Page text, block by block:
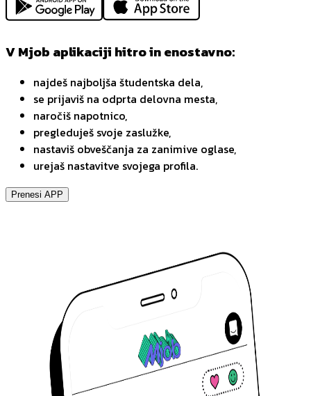
V Mjob aplikaciji hitro in enostavno:
najdeš najboljša študentska dela,
se prijaviš na odprta delovna mesta,
naročiš napotnico,
pregleduješ svoje zaslužke,
nastaviš obveščanja za zanimive oglase,
urejaš nastavitve svojega profila.
Prenesi APP